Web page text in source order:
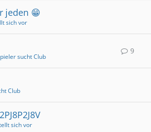
jeden 😁
sich vor
sucht Club
9
Club
sich vor